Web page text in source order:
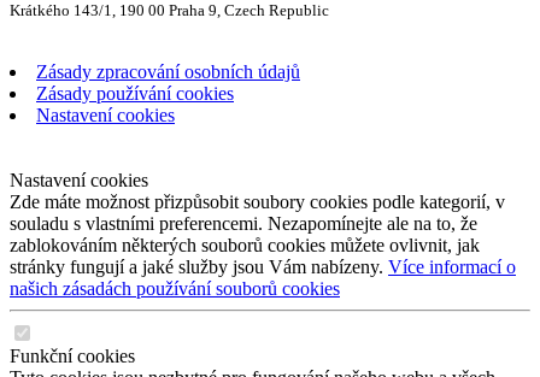
Krátkého 143/1, 190 00 Praha 9, Czech Republic
Zásady zpracování osobních údajů
Zásady používání cookies
Nastavení cookies
Nastavení cookies
Zde máte možnost přizpůsobit soubory cookies podle kategorií, v
souladu s vlastními preferencemi. Nezapomínejte ale na to, že
zablokováním některých souborů cookies můžete ovlivnit, jak
stránky fungují a jaké služby jsou Vám nabízeny. Více informací o
našich zásadách používání souborů cookies
Funkční cookies